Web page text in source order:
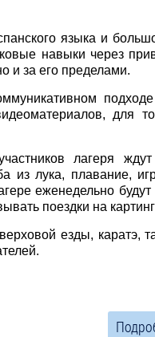
языка и
навыки через
и за его пределами.
для
лагеря ждут
из лука, плавание,
еженедельно
поездки на картинг
езды, каратэ,